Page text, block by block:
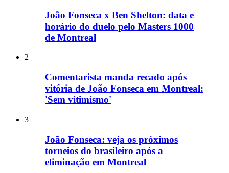
João Fonseca x Ben Shelton: data e
horário do duelo pelo Masters 1000
de Montreal
2
Comentarista manda recado após
vitória de João Fonseca em Montreal:
'Sem vitimismo'
3
João Fonseca: veja os próximos
torneios do brasileiro após a
eliminação em Montreal